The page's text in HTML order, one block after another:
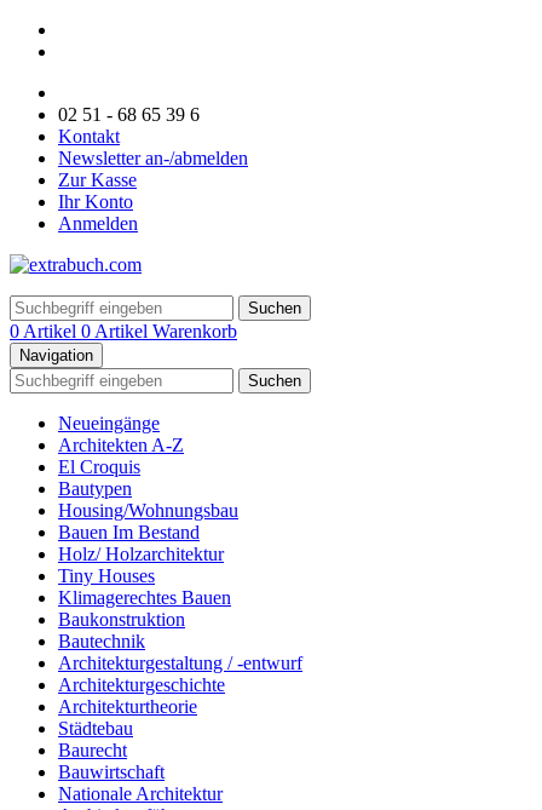
02 51 - 68 65 39 6
Kontakt
Newsletter an-/abmelden
Zur Kasse
Ihr Konto
Anmelden
Suchen
0 Artikel 0 Artikel Warenkorb
Navigation
Suchen
Neueingänge
Architekten A-Z
El Croquis
Bautypen
Housing/Wohnungsbau
Bauen Im Bestand
Holz/ Holzarchitektur
Tiny Houses
Klimagerechtes Bauen
Baukonstruktion
Bautechnik
Architekturgestaltung / -entwurf
Architekturgeschichte
Architekturtheorie
Städtebau
Baurecht
Bauwirtschaft
Nationale Architektur